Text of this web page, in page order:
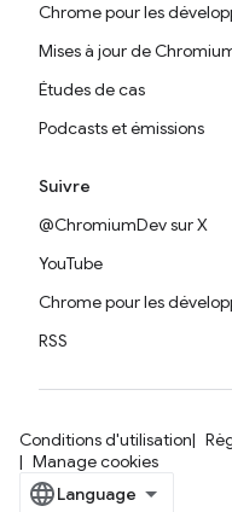
Chrome pour les
Mises à jour de
Études de cas
Podcasts et émissions
Suivre
@ChromiumDev sur X
YouTube
Chrome pour les
RSS
Conditions d'utilisation
Manage cookies